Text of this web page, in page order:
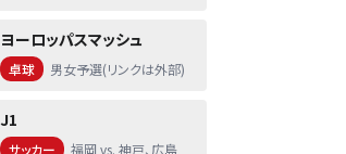
ヨーロッパスマッシュ
卓球 男女予選(リンクは外部)
J1
サッカー
福岡 vs. 神戸、広島